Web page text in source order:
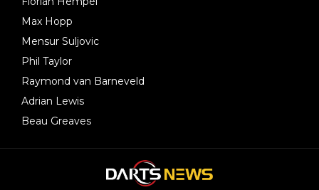
Max Hopp
Mensur Suljovic
Phil Taylor
Raymond van Barneveld
Adrian Lewis
Beau Greaves